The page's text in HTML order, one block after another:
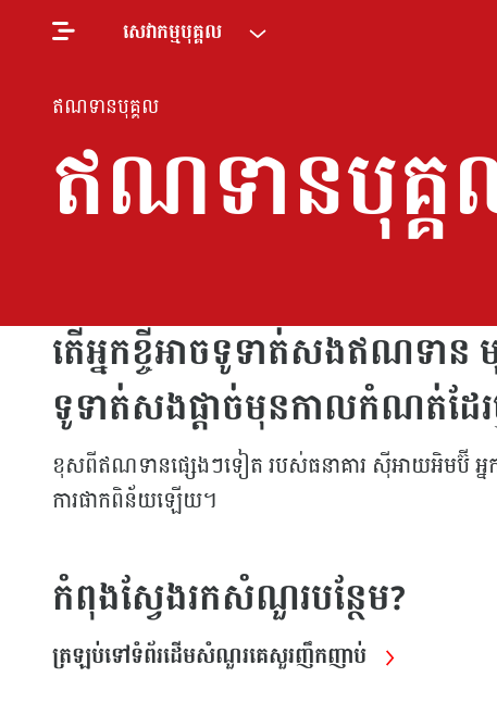
សេវាកម្មបុគ្គល
ឥណទានបុគ្គល
ឥណទានបុគ្
តើអ្នកខ្ចីអាចទូទាត់សងឥណទាន
ទូទាត់សងផ្តាច់មុនកាលកំណត់ដែរ
ខុសពីឥណទានផ្សេងៗទៀត របស់ធនាគារ ស៊ីអាយអិមប៊ី
ការផាកពិន័យឡើយ។
កំពុងស្វែងរកសំណួរបន្ថែម?
ត្រឡប់ទៅទំព័រដើមសំណួរគេសួរញឹកញាប់